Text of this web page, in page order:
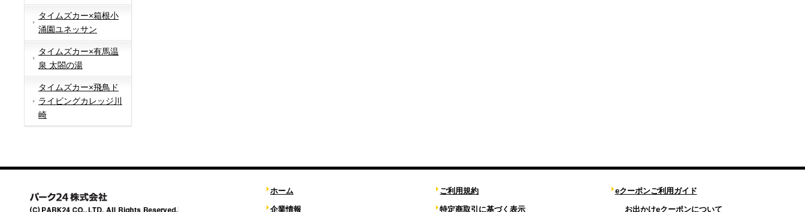
タイムズカー×箱根小
涌園ユネッサン
タイムズカー×有馬温
泉 太閤の湯
タイムズカー×飛鳥ド
ライビングカレッジ川
崎
ホーム
企業情報
ご利用規約
特定商取引に基づく表示
eクーポンご利用ガイド
お出かけeクーポンについて